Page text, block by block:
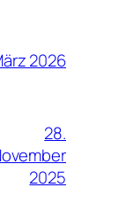
2026
28.
2025